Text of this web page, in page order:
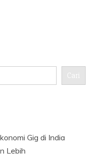
Cari
Gig di India
Lebih